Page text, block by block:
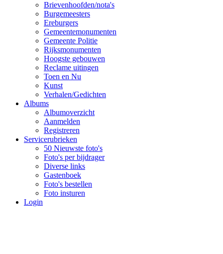
Brievenhoofden/nota's
Burgemeesters
Ereburgers
Gemeentemonumenten
Gemeente Politie
Rijksmonumenten
Hoogste gebouwen
Reclame uitingen
Toen en Nu
Kunst
Verhalen/Gedichten
Albums
Albumoverzicht
Aanmelden
Registreren
Servicerubrieken
50 Nieuwste foto's
Foto's per bijdrager
Diverse links
Gastenboek
Foto's bestellen
Foto insturen
Login